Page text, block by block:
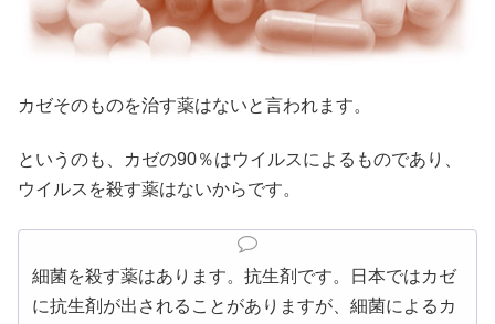
カゼそのものを治す薬はないと言われます。
というのも、カゼの90％はウイルスによるものであり、
ウイルスを殺す薬はないからです。
細菌を殺す薬はあります。抗生剤です。日本ではカゼ
に抗生剤が出されることがありますが、細菌によるカ